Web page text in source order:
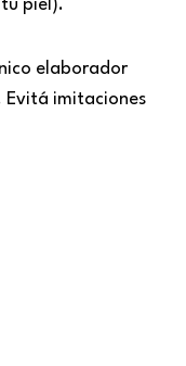
piel).
elaborador
Evitá imitaciones